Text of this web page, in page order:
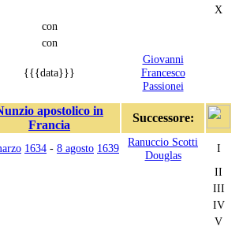
X
con
con
{{{data}}}
Giovanni
Francesco
Passionei
apostolico in
Francia
Successore:
1634 - 8 agosto 1639
Ranuccio Scotti
Douglas
I
II
III
IV
V